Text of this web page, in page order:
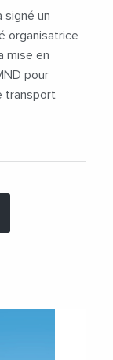
signé un
organisatrice
mise en
pour
transport